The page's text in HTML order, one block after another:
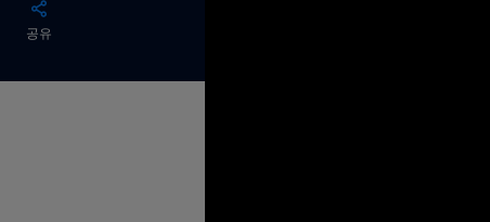
공유